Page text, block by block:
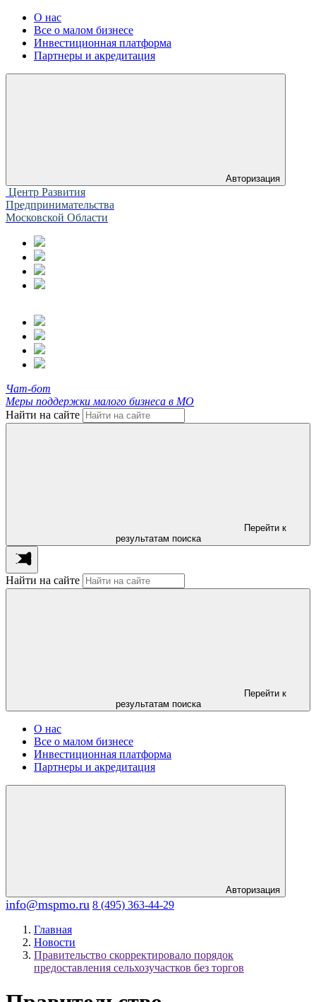
О нас
Все о малом бизнесе
Инвестиционная платформа
Партнеры и акредитация
Авторизация
Центр Развития
Предпринимательства
Московской Области
Чат-бот
Меры поддержки малого бизнеса в МО
Найти на сайте
Перейти к
результатам поиска
Найти на сайте
Перейти к
результатам поиска
О нас
Все о малом бизнесе
Инвестиционная платформа
Партнеры и акредитация
Авторизация
info@mspmo.ru 8 (495) 363-44-29
Главная
Новости
Правительство скорректировало порядок
предоставления сельхозучастков без торгов